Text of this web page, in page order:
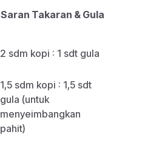
Saran Takaran & Gula
2 sdm kopi : 1 sdt gula
1,5 sdm kopi : 1,5 sdt
gula (untuk
menyeimbangkan
pahit)